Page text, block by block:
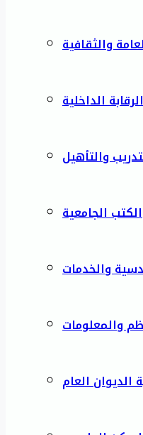
والثقافية
الداخلية
والتأهيل
الجامعية
والخدمات
والمعلومات
الديوان العام